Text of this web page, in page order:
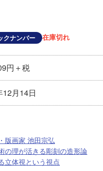
在庫切れ
クナンバー
円＋税
12月14日
版画家 池田宗弘
の理が活きる彫刻の造形論
立体視という視点